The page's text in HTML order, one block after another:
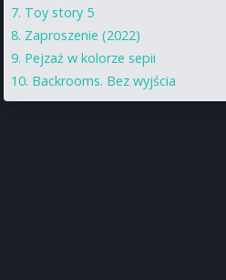
Toy story 5
Zaproszenie (2022)
Pejzaż w kolorze sepii
Backrooms. Bez wyjścia